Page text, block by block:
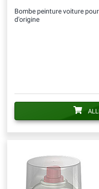
Bombe peinture voiture
d'origine